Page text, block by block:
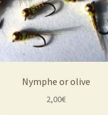
Nymphe or olive
2,00€